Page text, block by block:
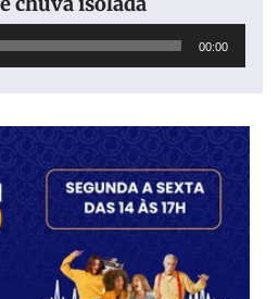
00:00